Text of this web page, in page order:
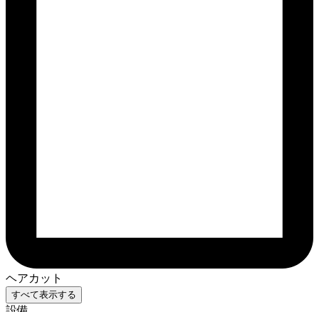
ヘアカット
すべて表示する